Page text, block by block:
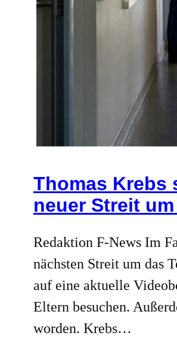
Thomas Krebs
neuer Streit
Redaktion F-News Im
nächsten Streit um das
auf eine aktuelle
Eltern besuchen.
worden. Krebs…